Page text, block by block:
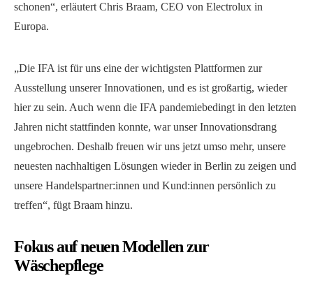
schonen“, erläutert Chris Braam, CEO von Electrolux in
Europa.
„Die IFA ist für uns eine der wichtigsten Plattformen zur
Ausstellung unserer Innovationen, und es ist großartig, wieder
hier zu sein. Auch wenn die IFA pandemiebedingt in den letzten
Jahren nicht stattfinden konnte, war unser Innovationsdrang
ungebrochen. Deshalb freuen wir uns jetzt umso mehr, unsere
neuesten nachhaltigen Lösungen wieder in Berlin zu zeigen und
unsere Handelspartner:innen und Kund:innen persönlich zu
treffen“, fügt Braam hinzu.
Fokus auf neuen Modellen zur
Wäschepflege